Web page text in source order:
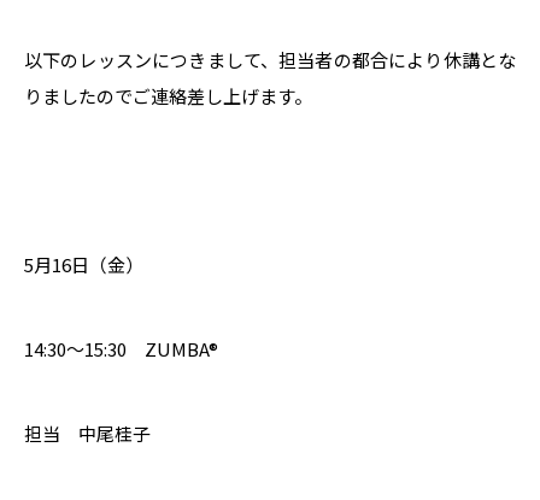
以下のレッスンにつきまして、担当者の都合により休講とな
りましたのでご連絡差し上げます。
5月16日（金）
14:30～15:30 ZUMBA®
担当 中尾桂子